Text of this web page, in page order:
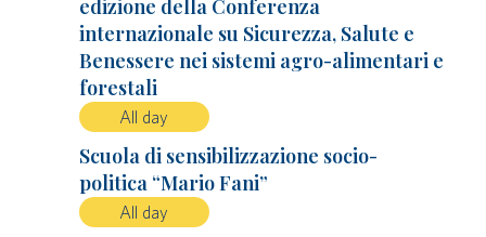
edizione della Conferenza
internazionale su Sicurezza, Salute e
Benessere nei sistemi agro-alimentari e
forestali
All day
Scuola di sensibilizzazione socio-
politica “Mario Fani”
All day